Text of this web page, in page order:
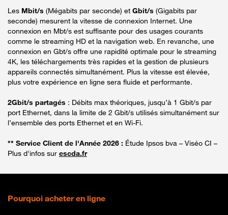
Les Mbit/s (Mégabits par seconde) et Gbit/s (Gigabits par
seconde) mesurent la vitesse de connexion Internet. Une
connexion en Mbt/s est suffisante pour des usages courants
comme le streaming HD et la navigation web. En revanche, une
connexion en Gbt/s offre une rapidité optimale pour le streaming
4K, les téléchargements très rapides et la gestion de plusieurs
appareils connectés simultanément. Plus la vitesse est élevée,
plus votre expérience en ligne sera fluide et performante.
2Gbit/s partagés : Débits max théoriques, jusqu’à 1 Gbit/s par
port Ethernet, dans la limite de 2 Gbit/s utilisés simultanément sur
l’ensemble des ports Ethernet et en Wi-Fi.
** Service Client de l'Année 2026 : Étude Ipsos bva – Viséo CI –
Plus d'infos sur escda.fr
Pourquoi acheter en ligne